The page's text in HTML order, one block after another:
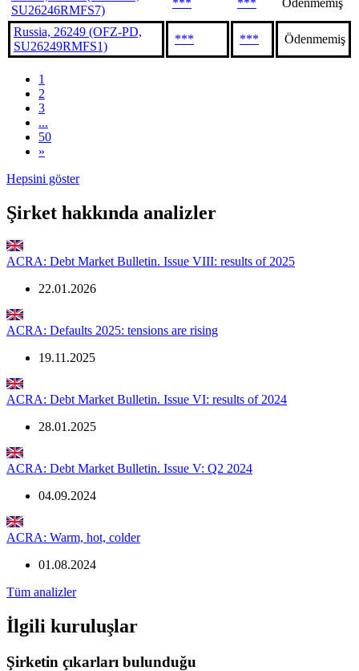
SU26246RMFS7)
*** *** Ödenmemiş
Russia, 26249 (OFZ-PD,
SU26249RMFS1)
*** *** Ödenmemiş
1
2
3
...
50
»
Hepsini göster
Şirket hakkında analizler
ACRA: Debt Market Bulletin. Issue VIII: results of 2025
22.01.2026
ACRA: Defaults 2025: tensions are rising
19.11.2025
ACRA: Debt Market Bulletin. Issue VI: results of 2024
28.01.2025
ACRA: Debt Market Bulletin. Issue V: Q2 2024
04.09.2024
ACRA: Warm, hot, colder
01.08.2024
Tüm analizler
İlgili kuruluşlar
Şirketin çıkarları bulunduğu